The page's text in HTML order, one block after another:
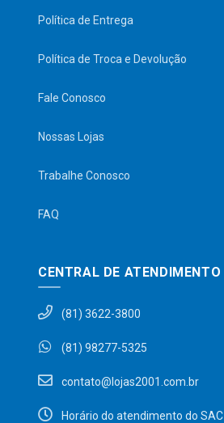
Política de Entrega
Política de Troca e Devolução
Fale Conosco
Nossas Lojas
Trabalhe Conosco
FAQ
CENTRAL DE ATENDIMENTO
(81) 3622-3800
(81) 98277-5325
contato@lojas2001.com.br
Horário do atendimento do SAC